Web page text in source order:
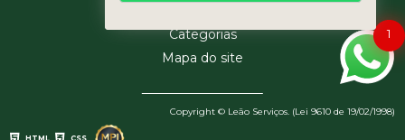
Categorias
Mapa do site
Copyright © Leão Serviços. (Lei 9610 de 19/02/1998)
1